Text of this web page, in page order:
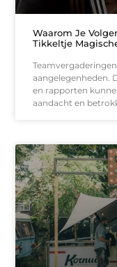
Waarom Je
Tikkeltje
aangelegenheden.
en rapporten
aandacht en